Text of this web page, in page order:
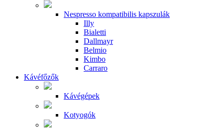
Nespresso kompatibilis kapszulák
Illy
Bialetti
Dallmayr
Belmio
Kimbo
Carraro
Kávéfőzők
Kávégépek
Kotyogók